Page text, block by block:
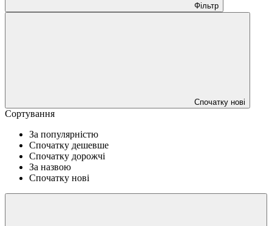
Фільтр
Спочатку нові
Сортування
За популярністю
Спочатку дешевше
Спочатку дорожчі
За назвою
Спочатку нові